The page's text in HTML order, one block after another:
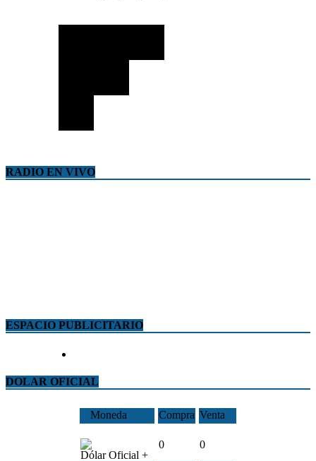
RADIO EN VIVO
ESPACIO PUBLICITARIO
DOLAR OFICIAL
Moneda Compra Venta
Dólar Oficial +
0 0